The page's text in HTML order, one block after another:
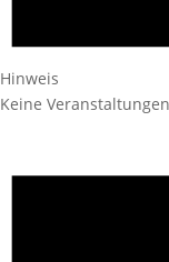
Hinweis
Keine